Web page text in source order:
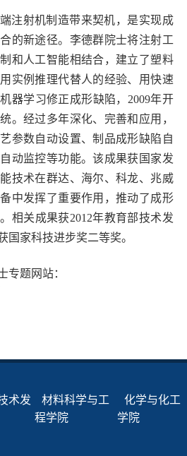
注射机制造带来契机，是实现成
的新途径。李德群院士将注射工
和人工智能相结合，建立了塑料
实例推理代替人的经验、用快速
器学习修正成形缺陷， 2009年开
。经过多年深化、完善和应用，
参数自动设置、制品成形缺陷自
动监控等功能。该成果获国家发
技术在群达、海尔、科龙、兆威
中发挥了重要作用，推动了成形
相关成果获2012年教育部技术发
国家科技进步奖二等奖。
专题网站：
术发
材料科学与工
程学院
化学与化工
学院